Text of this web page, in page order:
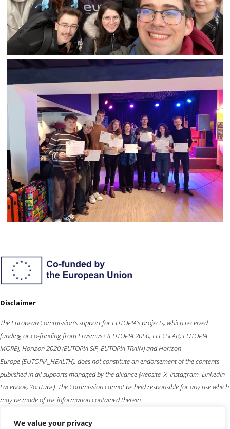
We value your privacy
Disclaimer
The European Commission’s support for EUTOPIA’s projects, which received
funding or co-funding fromErasmus+(EUTOPIA 2050, FLECSLAB, EUTOPIA
MORE), Horizon 2020(EUTOPIA SIF, EUTOPIA TRAIN) andHorizon
Europe(EUTOPIA_HEALTH), does not constitute an endorsement of the contents
published in all supports managed by the alliance (website, X, Instagram, LinkedIn,
Facebook, YouTube). The Commission cannot be held responsible for any use which
may be made of the information contained therein.